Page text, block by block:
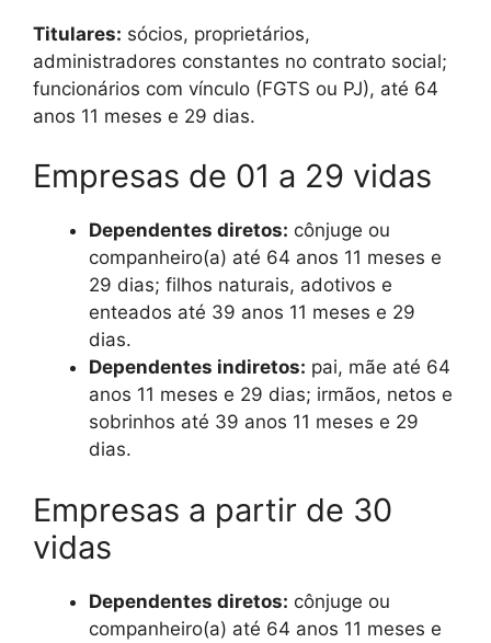
Titulares: sócios, proprietários,
administradores constantes no contrato social;
funcionários com vínculo (FGTS ou PJ), até 64
anos 11 meses e 29 dias.
Empresas de 01 a 29 vidas
Dependentes diretos: cônjuge ou
companheiro(a) até 64 anos 11 meses e
29 dias; filhos naturais, adotivos e
enteados até 39 anos 11 meses e 29
dias.
Dependentes indiretos: pai, mãe até 64
anos 11 meses e 29 dias; irmãos, netos e
sobrinhos até 39 anos 11 meses e 29
dias.
Empresas a partir de 30
vidas
Dependentes diretos: cônjuge ou
companheiro(a) até 64 anos 11 meses e